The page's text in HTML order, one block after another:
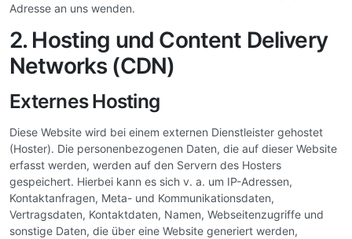
Adresse an uns wenden.
2. Hosting und Content Delivery
Networks (CDN)
Externes Hosting
Diese Website wird bei einem externen Dienstleister gehostet
(Hoster). Die personenbezogenen Daten, die auf dieser Website
erfasst werden, werden auf den Servern des Hosters
gespeichert. Hierbei kann es sich v. a. um IP-Adressen,
Kontaktanfragen, Meta- und Kommunikationsdaten,
Vertragsdaten, Kontaktdaten, Namen, Webseitenzugriffe und
sonstige Daten, die über eine Website generiert werden,